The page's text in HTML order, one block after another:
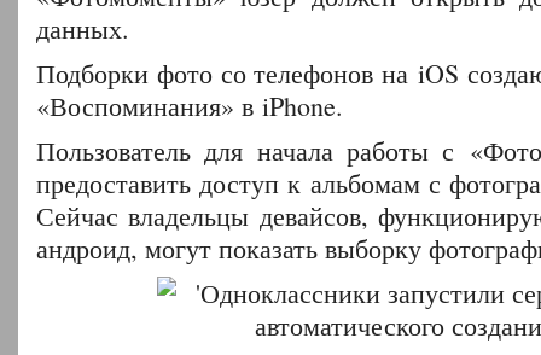
данных.
Подборки фото со телефонов на iOS
«Воспоминания» в iPhone.
Пользователь для начала работы с
предоставить доступ к альбомам с
Сейчас владельцы девайсов,
андроид, могут показать выборку